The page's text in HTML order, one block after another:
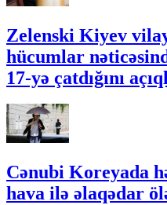
Zelenski Kiyev
hücumlar
17-yə çatdığını
Cənubi Koreyada
hava ilə əlaqədar